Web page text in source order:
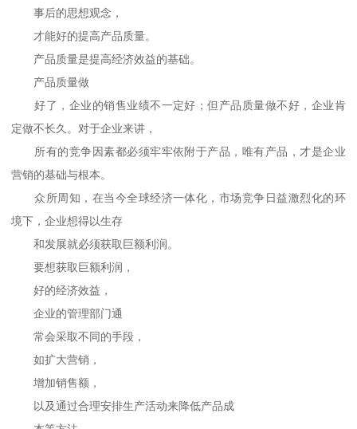
事后的思想观念，
才能好的提高产品质量。
产品质量是提高经济效益的基础。
产品质量做
好了，企业的销售业绩不一定好；但产品质量做不好，企业肯
定做不长久。对于企业来讲，
所有的竞争因素都必须牢牢依附于产品，唯有产品，才是企业
营销的基础与根本。
众所周知，在当今全球经济一体化，市场竞争日益激烈化的环
境下，企业想得以生存
和发展就必须获取巨额利润。
要想获取巨额利润，
好的经济效益，
企业的管理部门通
常会采取不同的手段，
如扩大营销，
增加销售额，
以及通过合理安排生产活动来降低产品成